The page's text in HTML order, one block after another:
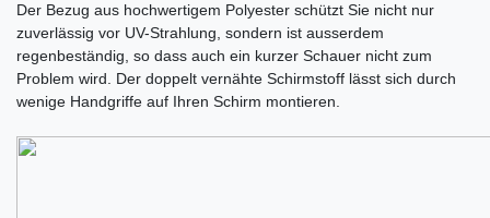
Der Bezug aus hochwertigem Polyester schützt Sie nicht nur
zuverlässig vor UV-Strahlung, sondern ist ausserdem
regenbeständig, so dass auch ein kurzer Schauer nicht zum
Problem wird. Der doppelt vernähte Schirmstoff lässt sich durch
wenige Handgriffe auf Ihren Schirm montieren.